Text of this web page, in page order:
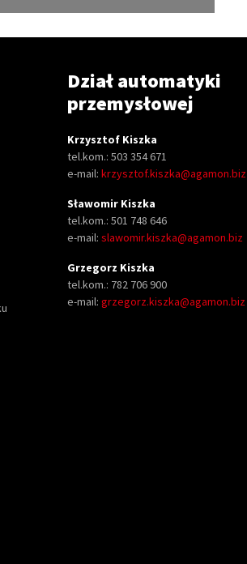
Dział automatyki
przemysłowej
Krzysztof Kiszka
tel.kom.: 503 354 671
e-mail: krzysztof.kiszka@agamon.biz
Sławomir Kiszka
tel.kom.: 501 748 646
e-mail: slawomir.kiszka@agamon.biz
Grzegorz Kiszka
tel.kom.: 782 706 900
e-mail: grzegorz.kiszka@agamon.biz